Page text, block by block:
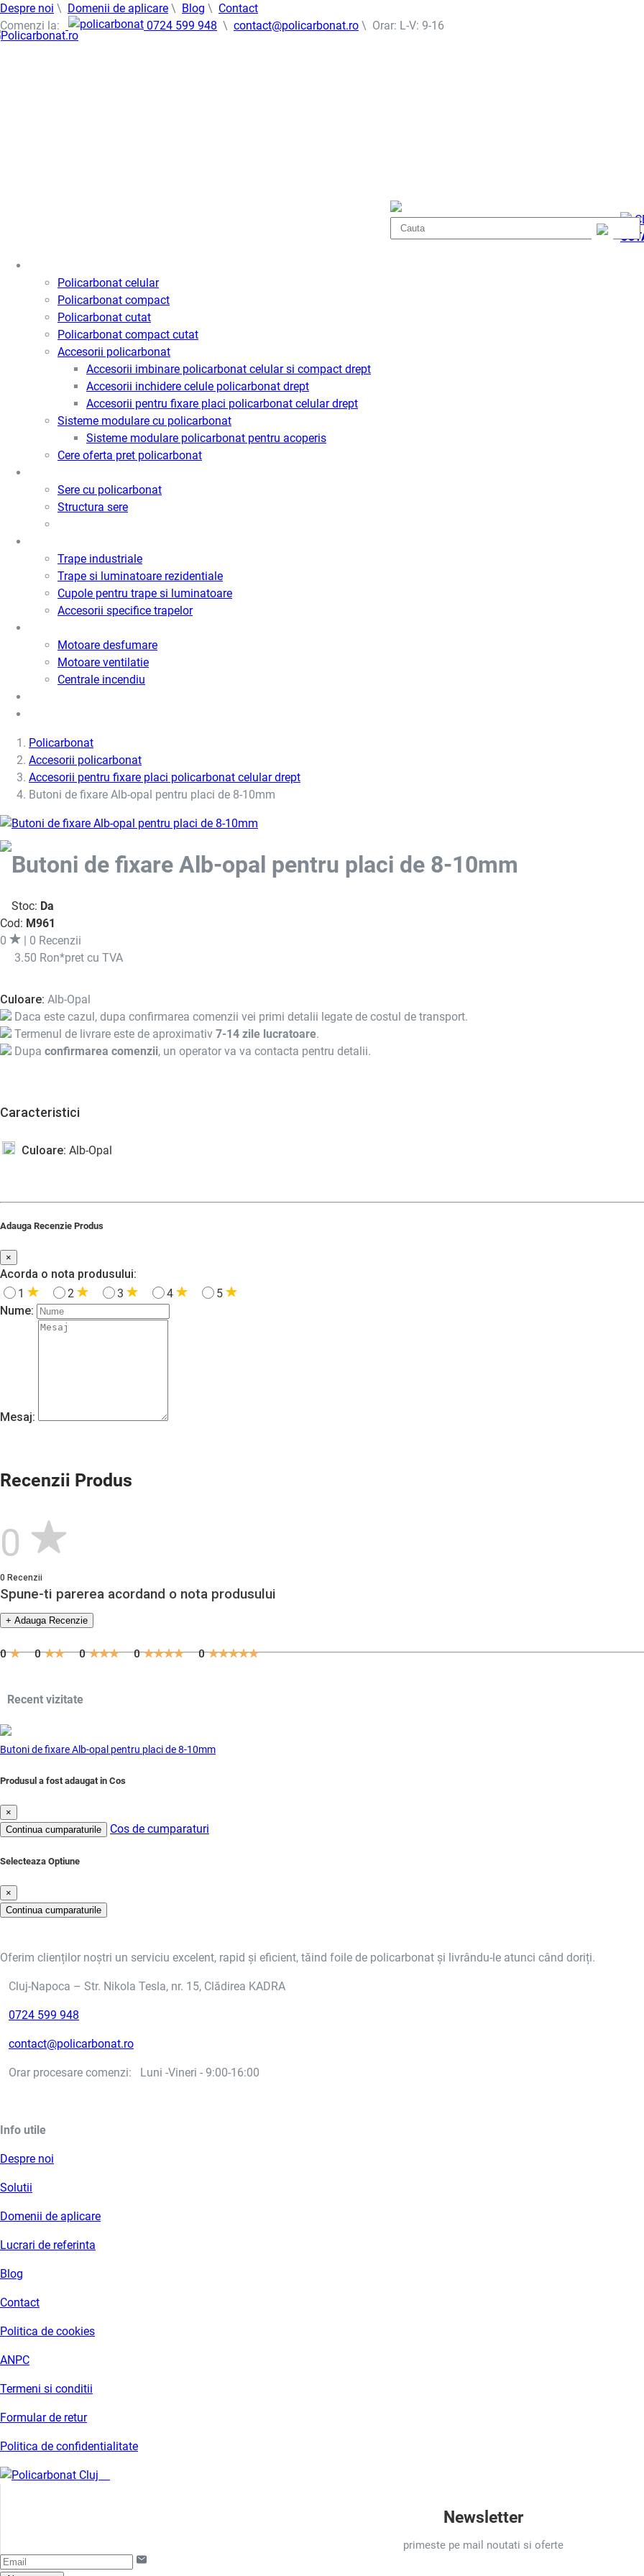
Despre noi \ Domenii de aplicare \ Blog \ Contact
Comenzi la:
0724 599 948 \ contact@policarbonat.ro \ Orar: L-V: 9-16
Policarbonat celular
Policarbonat compact
Policarbonat cutat
Policarbonat compact cutat
Accesorii policarbonat
Accesorii imbinare policarbonat celular si compact drept
Accesorii inchidere celule policarbonat drept
Accesorii pentru fixare placi policarbonat celular drept
Sisteme modulare cu policarbonat
Sisteme modulare policarbonat pentru acoperis
Cere oferta pret policarbonat
Sere cu policarbonat
Structura sere
Trape industriale
Trape si luminatoare rezidentiale
Cupole pentru trape si luminatoare
Accesorii specifice trapelor
Motoare desfumare
Motoare ventilatie
Centrale incendiu
Policarbonat
Accesorii policarbonat
Accesorii pentru fixare placi policarbonat celular drept
Butoni de fixare Alb-opal pentru placi de 8-10mm
Butoni de fixare Alb-opal pentru placi de 8-10mm
Stoc: Da
Cod: M961
0
| 0 Recenzii
3.50 Ron*pret cu TVA
Culoare: Alb-Opal
Daca este cazul, dupa confirmarea comenzii vei primi detalii legate de costul de transport.
Termenul de livrare este de aproximativ 7-14 zile lucratoare.
Dupa confirmarea comenzii, un operator va va contacta pentru detalii.
Caracteristici
Culoare: Alb-Opal
Adauga Recenzie Produs
×
Acorda o nota produsului:
1
2 3 4
5
Nume:
Mesaj:
Recenzii Produs
0
0 Recenzii
Spune-ti parerea acordand o nota produsului
+ Adauga Recenzie
0 0 0 0 0
Recent vizitate
Butoni de fixare Alb-opal pentru placi de 8-10mm
Produsul a fost adaugat in Cos
×
Continua cumparaturile
Cos de cumparaturi
Selecteaza Optiune
×
Continua cumparaturile
Oferim clienților noștri un serviciu excelent, rapid și eficient, tăind foile de policarbonat și livrându-le atunci când doriți.
Cluj-Napoca – Str. Nikola Tesla, nr. 15, Clădirea KADRA
0724 599 948
contact@policarbonat.ro
Orar procesare comenzi: Luni -Vineri - 9:00-16:00
Info utile
Despre noi
Solutii
Domenii de aplicare
Lucrari de referinta
Blog
Contact
Politica de cookies
ANPC
Termeni si conditii
Formular de retur
Politica de confidentialitate
Newsletter
primeste pe mail noutati si oferte